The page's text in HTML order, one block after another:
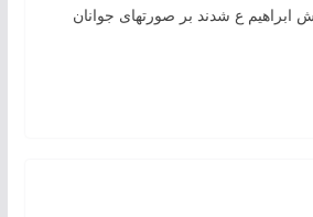
ابراهیم ع شدند بر صورتهای جوانان